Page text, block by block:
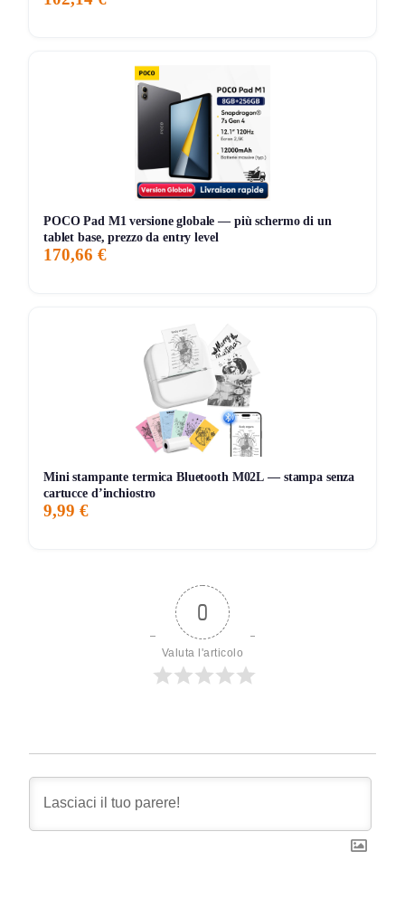
235 giorni di monitoraggio
119,00€
MASSIMO
↑+3.6%
VARIAZIONE
90G Tutto
POCO Pad M1 versione globale — più schermo di un
tablet base, prezzo da entry level
170,66 €
Mini stampante termica Bluetooth M02L — stampa senza
cartucce d’inchiostro
9,99 €
0
Valuta l'articolo